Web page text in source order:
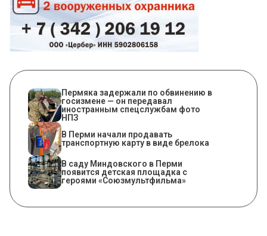
Пермяка задержали по обвинению в
госизмене — он передавал
иностранным спецслужбам фото
НПЗ
В Перми начали продавать
транспортную карту в виде брелока
В саду Миндовского в Перми
появится детская площадка с
героями «Союзмультфильма»